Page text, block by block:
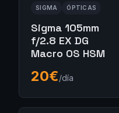
SIGMA ÓPTICAS
Sigma 105mm
f/2.8 EX DG
Macro OS HSM
20€/día